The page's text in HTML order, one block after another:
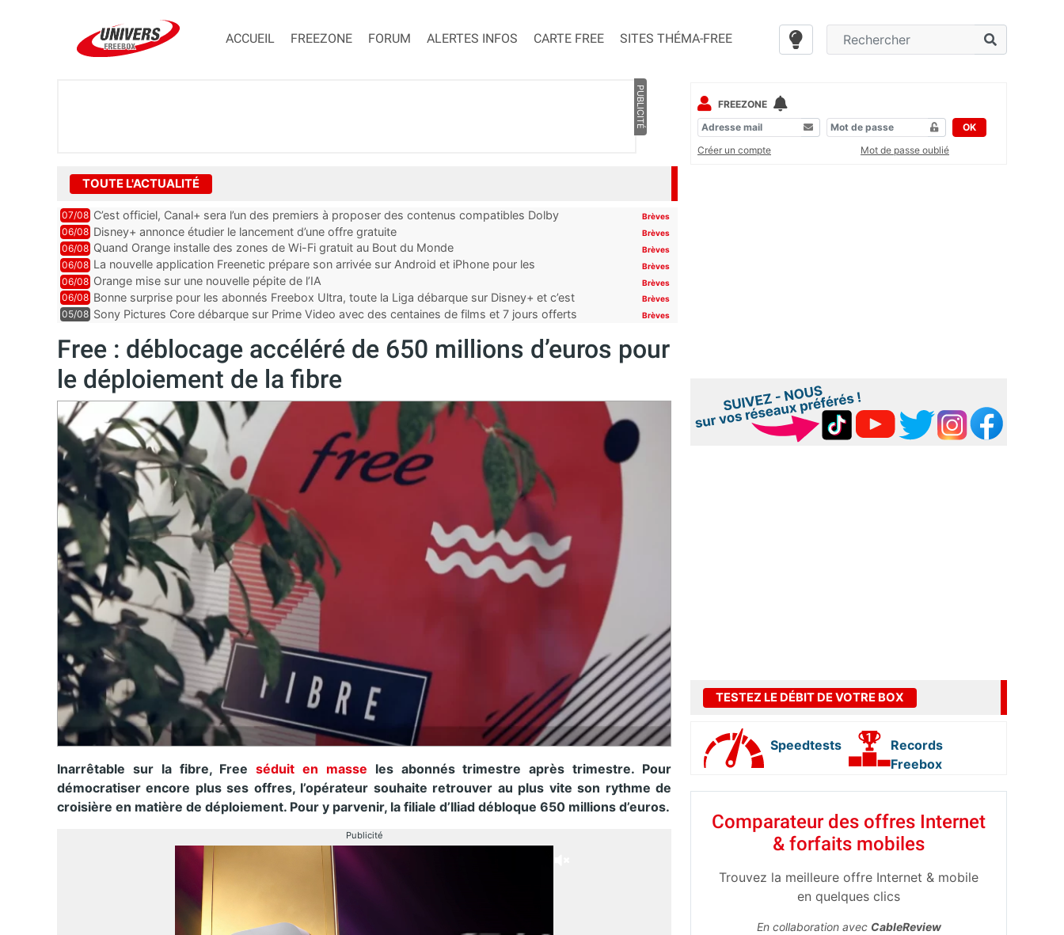
ACCUEIL FREEZONE FORUM ALERTES INFOS CARTE FREE SITES THÉMA-FREE
PUBLICITÉ
TOUTE L'ACTUALITÉ
07/08 C’est officiel, Canal+ sera l’un des premiers à proposer des contenus compatibles Dolby
Vision 2
Brèves
06/08 Disney+ annonce étudier le lancement d’une offre gratuite Brèves
06/08 Quand Orange installe des zones de Wi-Fi gratuit au Bout du Monde Brèves
06/08 La nouvelle application Freenetic prépare son arrivée sur Android et iPhone pour les
abonnés Freebox, testez la
Brèves
06/08 Orange mise sur une nouvelle pépite de l’IA Brèves
06/08 Bonne surprise pour les abonnés Freebox Ultra, toute la Liga débarque sur Disney+ et c’est
inclus
Brèves
05/08 Sony Pictures Core débarque sur Prime Video avec des centaines de films et 7 jours offerts Brèves
Free : déblocage accéléré de 650 millions d’euros pour
le déploiement de la fibre
Inarrêtable sur la fibre, Freeséduit en masse les abonnés trimestre après trimestre. Pour
démocratiser encore plus ses offres, l’opérateur souhaite retrouver au plus vite son rythme de
croisière en matière de déploiement. Pour y parvenir, la filiale d’Iliad débloque 650 millions d’euros.
Publicité
FREEZONE
OK
Créer un compte
Mot de passe oublié
TESTEZ LE DÉBIT DE VOTRE BOX
Speedtests
Records
Freebox
Comparateur des offres Internet
& forfaits mobiles
Trouvez la meilleure offre Internet & mobile
en quelques clics
En collaboration avec CableReview